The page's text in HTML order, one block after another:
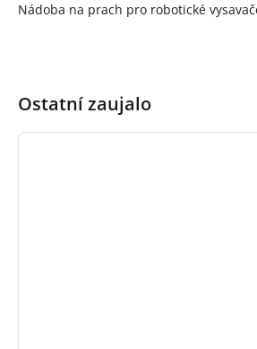
Nádoba na prach pro robotické
Ostatní zaujalo